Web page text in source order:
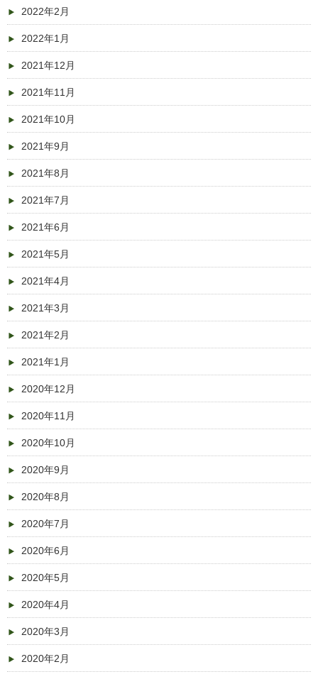
2022年2月
2022年1月
2021年12月
2021年11月
2021年10月
2021年9月
2021年8月
2021年7月
2021年6月
2021年5月
2021年4月
2021年3月
2021年2月
2021年1月
2020年12月
2020年11月
2020年10月
2020年9月
2020年8月
2020年7月
2020年6月
2020年5月
2020年4月
2020年3月
2020年2月